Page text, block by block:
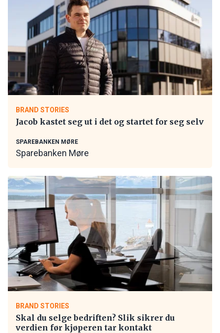
BRAND STORIES
Jacob kastet seg ut i det og startet for seg selv
SPAREBANKEN MØRE
Sparebanken Møre
BRAND STORIES
Skal du selge bedriften? Slik sikrer du
verdien før kjøperen tar kontakt